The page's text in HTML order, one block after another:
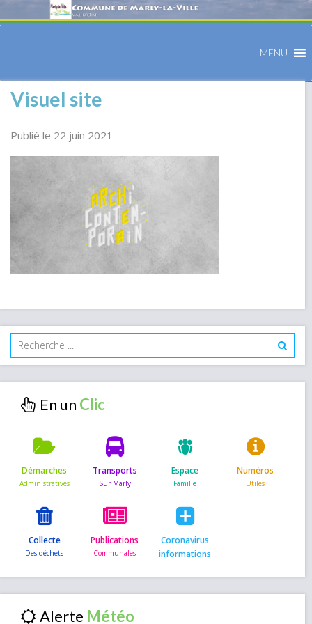
MENU
Visuel site
Publié le 22 juin 2021
En un
Démarches Transports Espace Numéros
Collecte Publications
Coronavirus
informations
Alerte